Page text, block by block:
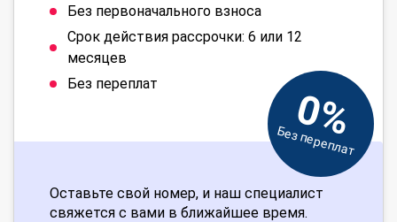
Без первоначального взноса
Срок действия рассрочки: 6 или 12
месяцев
Без переплат
0%
Без переплат
Оставьте свой номер, и наш специалист
свяжется с вами в ближайшее время.